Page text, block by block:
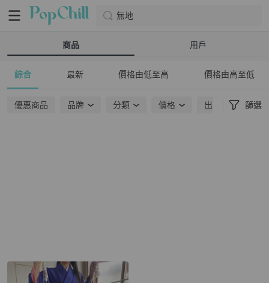
無地
商品 用戶
綜合 最新 價格由低至高 價格由高至低
優惠商品 品牌 分類 價格 出貨地點 篩選